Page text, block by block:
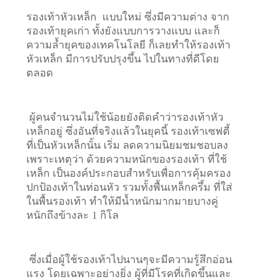
รองเท้าหัวเหล็ก แบบใหม่ ซึ่งมีความต่าง จาก
รองเท้ายุคเก่า ทั้งยังแบบการวางแบบ และก็
ความล้ำยุคของเทคโนโลยี ก็เลยทำให้รองเท้า
หัวเหล็ก มีการปรับปรุงขึ้น ไปในทางที่ดีโดย
ตลอด
ผู้คนจำนวนไม่ใช้น้อยยังติดคำว่ารองเท้าหัว
เหล็กอยู่ ซึ่งอันที่จริงแล้วในยุคนี้ รองเท้าเซฟตี้
ที่เป็นหัวเหล็กนั้น เริ่ม ลดความนิยมชมชอบลง
เพราะเหตุว่า ด้วยความหนักของรองเท้า ที่ใช้
เหล็ก เป็นองค์ประกอบสำหรับเพื่อการคุ้มครอง
ปกป้องเท้าในท่อนหัว รวมทั้งพื้นเหล็กครึ้ม ที่ใส่
ในพื้นรองเท้า ทำให้มีน้ำหนักมากมายบางคู่
หนักถึงข้างละ 1 กิโล
ซึ่งเมื่อผู้ใช้รองเท้าไปนานๆจะมีความรู้สึกอ่อน
แรง โดยเฉพาะอย่างยิ่ง ผู้ที่มีโรคที่เกิดขึ้นและ